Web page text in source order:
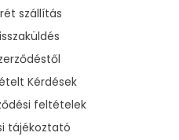
szállítás
Kérdések
feltételek
tájékoztató